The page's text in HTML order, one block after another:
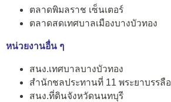
ตลาดพิมลราช เซ็นเตอร์
ตลาดสดเทศบาลเมืองบางบัวทอง
หน่วยงานอื่น ๆ
สนง.เทศบาลบางบัวทอง
สำนักชลประทานที่ 11 พระยาบรรลือ
สนง.ที่ดินจังหวัดนนทบุรี